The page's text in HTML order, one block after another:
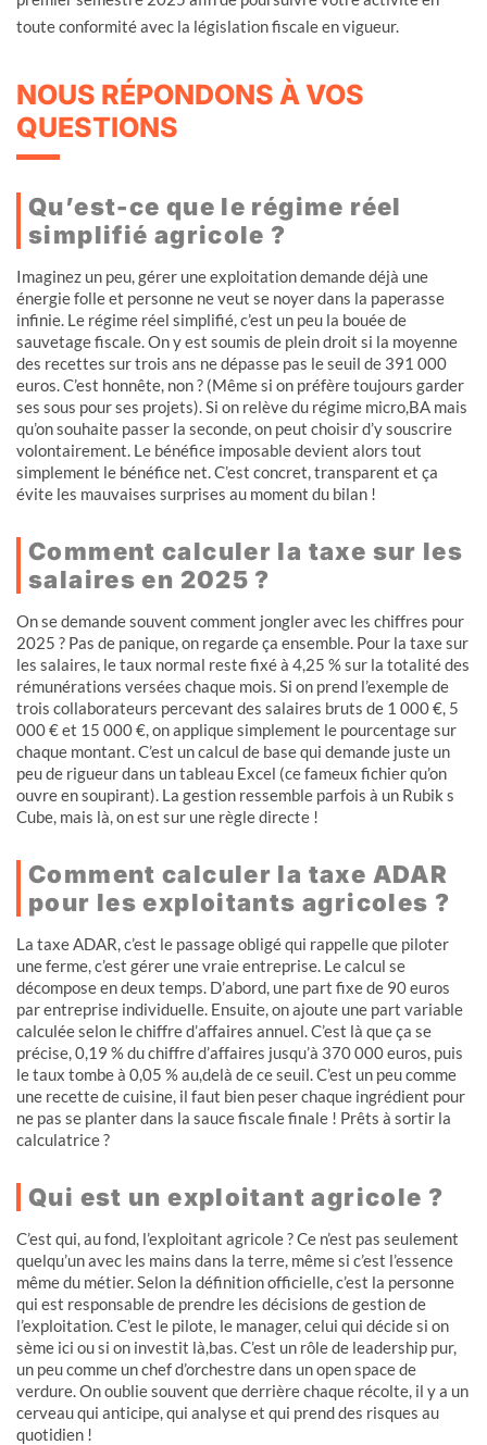
toute conformité avec la législation fiscale en vigueur.
NOUS RÉPONDONS À VOS
QUESTIONS
Qu’est-ce que le régime réel
simplifié agricole ?
Imaginez un peu, gérer une exploitation demande déjà une
énergie folle et personne ne veut se noyer dans la paperasse
infinie. Le régime réel simplifié, c’est un peu la bouée de
sauvetage fiscale. On y est soumis de plein droit si la moyenne
des recettes sur trois ans ne dépasse pas le seuil de 391 000
euros. C’est honnête, non ? (Même si on préfère toujours garder
ses sous pour ses projets). Si on relève du régime micro,BA mais
qu’on souhaite passer la seconde, on peut choisir d’y souscrire
volontairement. Le bénéfice imposable devient alors tout
simplement le bénéfice net. C’est concret, transparent et ça
évite les mauvaises surprises au moment du bilan !
Comment calculer la taxe sur les
salaires en 2025 ?
On se demande souvent comment jongler avec les chiffres pour
2025 ? Pas de panique, on regarde ça ensemble. Pour la taxe sur
les salaires, le taux normal reste fixé à 4,25 % sur la totalité des
rémunérations versées chaque mois. Si on prend l’exemple de
trois collaborateurs percevant des salaires bruts de 1 000 €, 5
000 € et 15 000 €, on applique simplement le pourcentage sur
chaque montant. C’est un calcul de base qui demande juste un
peu de rigueur dans un tableau Excel (ce fameux fichier qu’on
ouvre en soupirant). La gestion ressemble parfois à un Rubik s
Cube, mais là, on est sur une règle directe !
Comment calculer la taxe ADAR
pour les exploitants agricoles ?
La taxe ADAR, c’est le passage obligé qui rappelle que piloter
une ferme, c’est gérer une vraie entreprise. Le calcul se
décompose en deux temps. D’abord, une part fixe de 90 euros
par entreprise individuelle. Ensuite, on ajoute une part variable
calculée selon le chiffre d’affaires annuel. C’est là que ça se
précise, 0,19 % du chiffre d’affaires jusqu’à 370 000 euros, puis
le taux tombe à 0,05 % au,delà de ce seuil. C’est un peu comme
une recette de cuisine, il faut bien peser chaque ingrédient pour
ne pas se planter dans la sauce fiscale finale ! Prêts à sortir la
calculatrice ?
Qui est un exploitant agricole ?
C’est qui, au fond, l’exploitant agricole ? Ce n’est pas seulement
quelqu’un avec les mains dans la terre, même si c’est l’essence
même du métier. Selon la définition officielle, c’est la personne
qui est responsable de prendre les décisions de gestion de
l’exploitation. C’est le pilote, le manager, celui qui décide si on
sème ici ou si on investit là,bas. C’est un rôle de leadership pur,
un peu comme un chef d’orchestre dans un open space de
verdure. On oublie souvent que derrière chaque récolte, il y a un
cerveau qui anticipe, qui analyse et qui prend des risques au
quotidien !